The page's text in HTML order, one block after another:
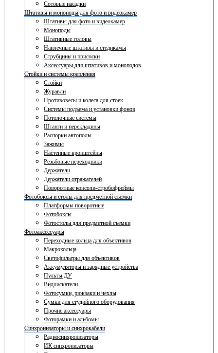
Сотовые насадки
Штативы и моноподы для фото и видеокамер
Штативы для фото и видеокамер
Моноподы
Штативные головы
Наплечные штативы и стедикамы
Струбцины и присоски
Аксессуары для штативов и моноподов
Стойки и системы крепления
Стойки
Журавли
Противовесы и колеса для стоек
Системы подъема и установки фонов
Потолочные системы
Штанги и перекладины
Распорки автополы
Зажимы
Настенные кронштейны
Резьбовые переходники
Держатели
Держатели отражателей
Поворотные консоли-стробофреймы
Фотобоксы и столы для предметной съемки
Платформы поворотные
Фотобоксы
Фотостолы для предметной съемки
Фотоаксессуары
Переходные кольца для объективов
Макрокольца
Светофильтры для объективов
Аккумуляторы и зарядные устройства
Пульты ДУ
Видоискатели
Фотосумки, рюкзаки и чехлы
Сумки для студийного оборудования
Прочие аксессуары
Фоторамки и альбомы
Синхронизаторы и синхрокабели
Радиосинхронизаторы
ИК синхронизаторы